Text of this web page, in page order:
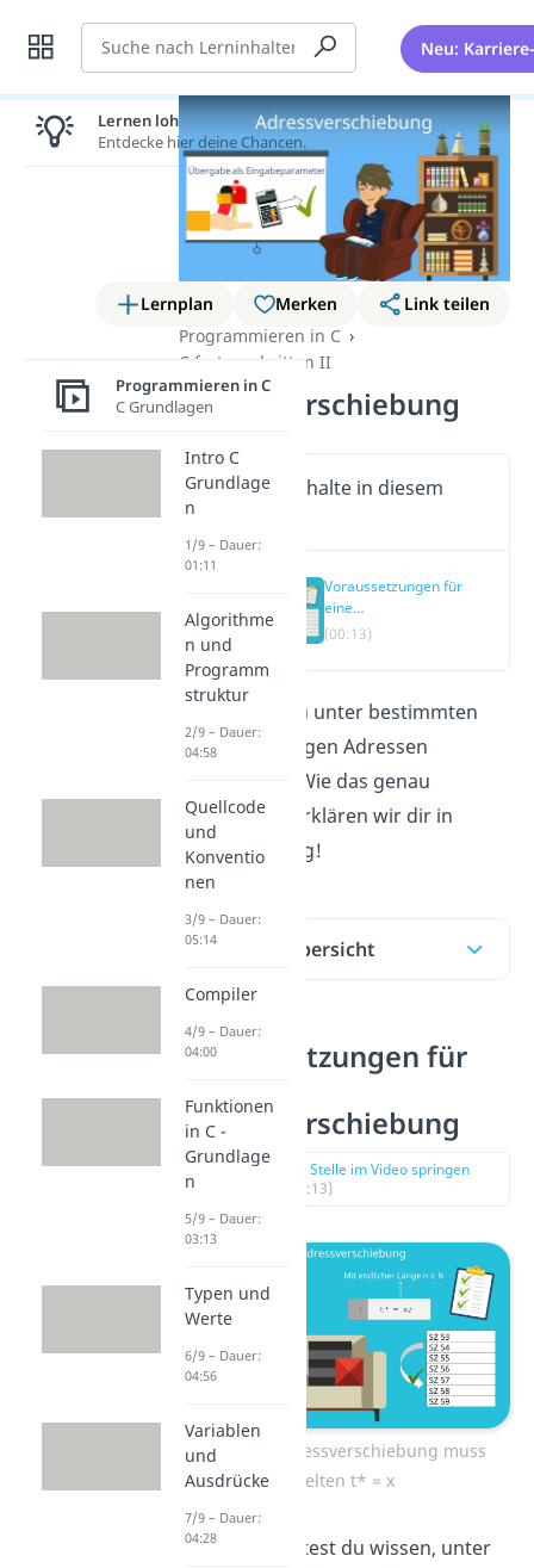
Suche Neu:
Lernplan Merken
Link teilen
Programmieren in C
C fortgeschritten II
Adressverschiebung
Wichtige Inhalte in diesem
Voraussetzungen für
eine
Adressverschiebung
(00:13)
In C kannst du unter bestimmten
Voraussetzungen Adressen
verschieben. Wie das genau
funktioniert erklären wir dir in
diesem Beitrag!
Inhaltsübersicht
Voraussetzungen für
eine
Adressverschiebung
zur Stelle im Video springen
(00:13)
Für eine Adressverschiebung muss
gelten t* = x
Als Erstes solltest du wissen, unter
Lernen lohnt sich!
Entdecke hier deine Chancen.
Programmieren in C
C Grundlagen
Intro C
Grundlage
n
1/9 – Dauer:
01:11
Algorithme
n und
Programm
struktur
2/9 – Dauer:
04:58
Quellcode
und
Konventio
nen
3/9 – Dauer:
05:14
Compiler
4/9 – Dauer:
04:00
Funktionen
in C -
Grundlage
n
5/9 – Dauer:
03:13
Typen und
Werte
6/9 – Dauer:
04:56
Variablen
und
Ausdrücke
7/9 – Dauer:
04:28